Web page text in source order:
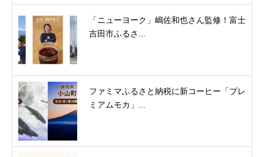
「ニューヨーク」嶋佐和也さん監修！富士
吉田市ふるさ...
ファミマふるさと納税に新コーヒー「プレ
ミアムモカ」...